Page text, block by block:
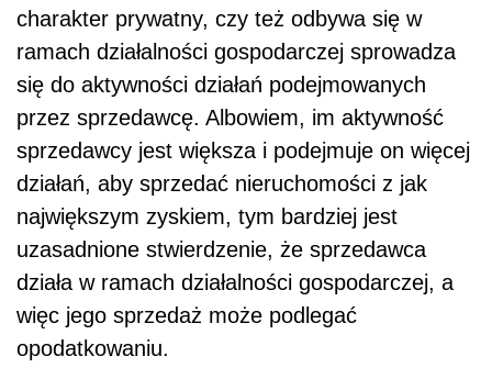
charakter prywatny, czy też odbywa się w
ramach działalności gospodarczej sprowadza
się do aktywności działań podejmowanych
przez sprzedawcę. Albowiem, im aktywność
sprzedawcy jest większa i podejmuje on więcej
działań, aby sprzedać nieruchomości z jak
największym zyskiem, tym bardziej jest
uzasadnione stwierdzenie, że sprzedawca
działa w ramach działalności gospodarczej, a
więc jego sprzedaż może podlegać
opodatkowaniu.